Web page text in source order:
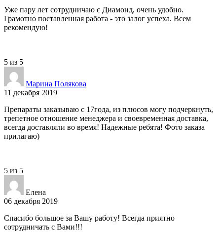
Уже пару лет сотрудничаю с Диамонд, очень удобно.
Грамотно поставленная работа - это залог успеха. Всем
рекомендую!
5 из 5
Марина Полякова
11 декабря 2019
Препараты заказываю с 17года, из плюсов могу подчеркнуть,
трепетное отношение менеджера и своевременная доставка,
всегда доставляли во время! Надежные ребята! Фото заказа
прилагаю)
5 из 5
Елена
06 декабря 2019
Спасибо большое за Вашу работу! Всегда приятно
сотрудничать с Вами!!!